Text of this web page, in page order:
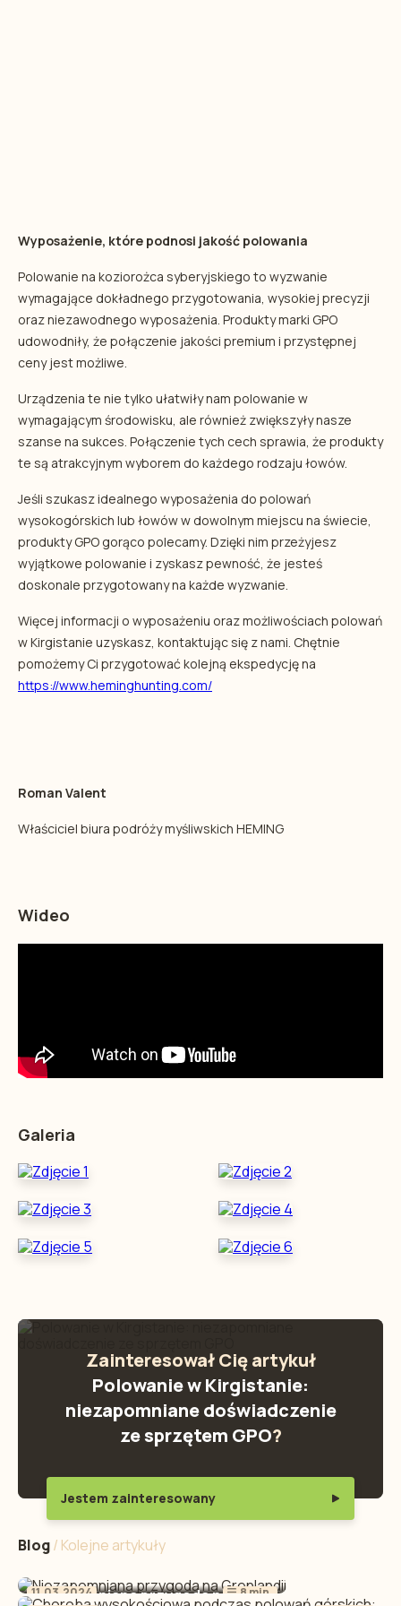
Wyposażenie, które podnosi jakość polowania
Polowanie na koziorożca syberyjskiego to wyzwanie
wymagające dokładnego przygotowania, wysokiej precyzji
oraz niezawodnego wyposażenia. Produkty marki GPO
udowodniły, że połączenie jakości premium i przystępnej
ceny jest możliwe.
Urządzenia te nie tylko ułatwiły nam polowanie w
wymagającym środowisku, ale również zwiększyły nasze
szanse na sukces. Połączenie tych cech sprawia, że produkty
te są atrakcyjnym wyborem do każdego rodzaju łowów.
Jeśli szukasz idealnego wyposażenia do polowań
wysokogórskich lub łowów w dowolnym miejscu na świecie,
produkty GPO gorąco polecamy. Dzięki nim przeżyjesz
wyjątkowe polowanie i zyskasz pewność, że jesteś
doskonale przygotowany na każde wyzwanie.
Więcej informacji o wyposażeniu oraz możliwościach polowań
w Kirgistanie uzyskasz, kontaktując się z nami. Chętnie
pomożemy Ci przygotować kolejną ekspedycję na
https://www.heminghunting.com/
Roman Valent
Właściciel biura podróży myśliwskich HEMING
Wideo
Galeria
Zainteresował Cię artykuł
Polowanie w Kirgistanie:
niezapomniane doświadczenie
ze sprzętem GPO?
Jestem zainteresowany
Blog/ Kolejne artykuły
Niezapomniana przygoda na
11.03.2024 8 min.